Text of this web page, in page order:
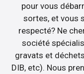
pour vous
sortes, et vous
respecté? Ne
société
gravats et
DIB, etc). Nous